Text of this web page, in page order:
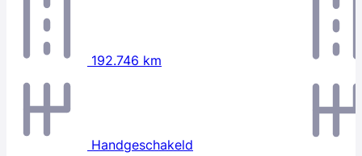
192.746 km
Handgeschakeld